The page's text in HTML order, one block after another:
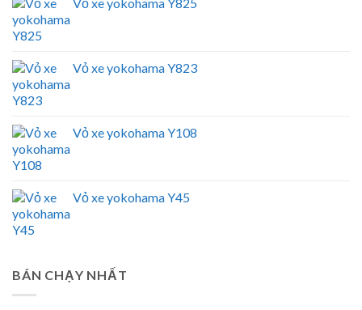
Vỏ xe yokohama Y825
Vỏ xe yokohama Y823
Vỏ xe yokohama Y108
Vỏ xe yokohama Y45
BÁN CHẠY NHẤT